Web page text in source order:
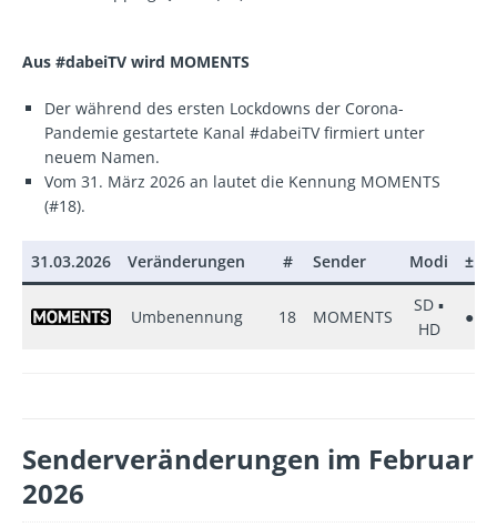
Aus #dabeiTV wird MOMENTS
Der während des ersten Lockdowns der Corona-
Pandemie gestartete Kanal #dabeiTV firmiert unter
neuem Namen.
Vom 31. März 2026 an lautet die Kennung MOMENTS
(#18).
31.03.2026 Veränderungen # Sender Modi ±
Umbenennung 18 MOMENTS
SD ▪
HD
●
Senderveränderungen im Februar
2026